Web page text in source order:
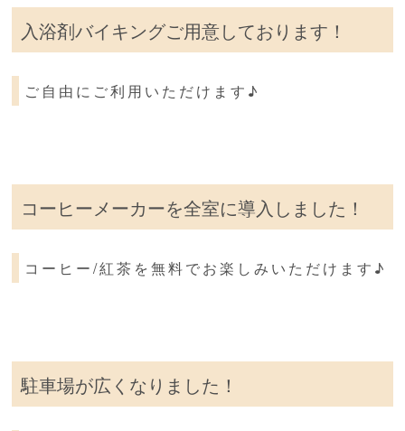
入浴剤バイキングご用意しております！
ご自由にご利用いただけます♪
コーヒーメーカーを全室に導入しました！
コーヒー/紅茶を無料でお楽しみいただけます♪
駐車場が広くなりました！